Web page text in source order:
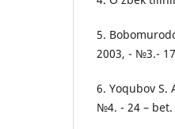
5.
2003, - №3.-
6. Yoqubov S.
№4. - 24 – bet.